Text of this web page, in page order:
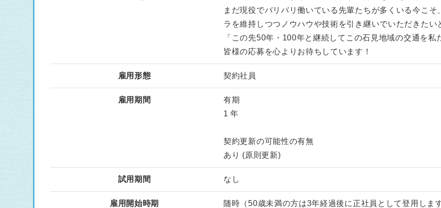
まだ現役でバリバリ働いている先輩たちが多くいる今こ
ラを維持しつつノウハウや技術を引き継いでいただきたい
「この先50年・100年と継続してこの石見地域の交通を
皆様の応募を心よりお待ちしています！
雇用形態 契約社員
雇用期間
有期
1 年
契約更新の可能性の有無
あり (原則更新)
試用期間 なし
雇用開始時期 随時（50歳未満の方は3年経過後に正社員として登用しま